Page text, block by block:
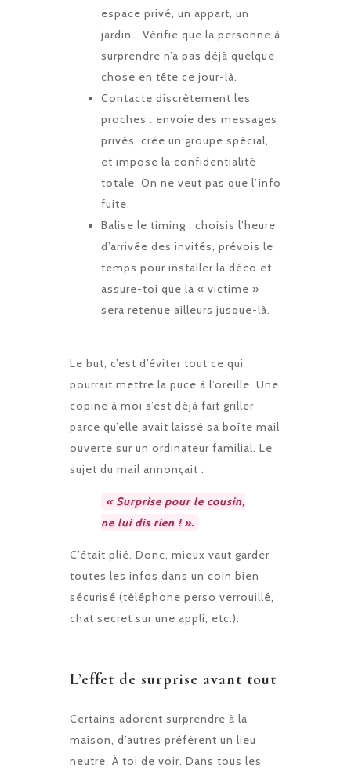
espace privé, un appart, un
jardin… Vérifie que la personne à
surprendre n’a pas déjà quelque
chose en tête ce jour-là.
Contacte discrètement les
proches : envoie des messages
privés, crée un groupe spécial,
et impose la confidentialité
totale. On ne veut pas que l’info
fuite.
Balise le timing : choisis l’heure
d’arrivée des invités, prévois le
temps pour installer la déco et
assure-toi que la « victime »
sera retenue ailleurs jusque-là.
Le but, c’est d’éviter tout ce qui
pourrait mettre la puce à l’oreille. Une
copine à moi s’est déjà fait griller
parce qu’elle avait laissé sa boîte mail
ouverte sur un ordinateur familial. Le
sujet du mail annonçait :
« Surprise pour le cousin,
ne lui dis rien ! ».
C’était plié. Donc, mieux vaut garder
toutes les infos dans un coin bien
sécurisé (téléphone perso verrouillé,
chat secret sur une appli, etc.).
L’effet de surprise avant tout
Certains adorent surprendre à la
maison, d’autres préfèrent un lieu
neutre. À toi de voir. Dans tous les